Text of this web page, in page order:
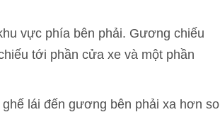
vực phía bên phải. Gương chiếu
tới phần cửa xe và một phần
lái đến gương bên phải xa hơn so